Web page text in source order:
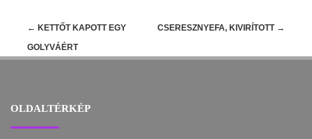
Post
navigation
← KETTŐT KAPOTT EGY
GOLYVÁÉRT
CSERESZNYEFA, KIVIRÍTOTT →
OLDALTÉRKÉP